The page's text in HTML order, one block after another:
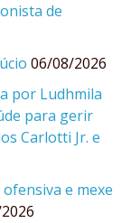
de
06/08/2026
por Ludhmila
para gerir
Carlotti Jr. e
e mexe